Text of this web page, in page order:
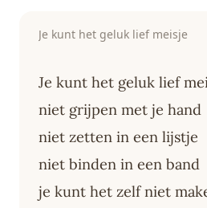
Je kunt het geluk lief meisje
Je kunt het geluk lief
niet grijpen met je hand
niet zetten in een lijstje
niet binden in een band
je kunt het zelf niet